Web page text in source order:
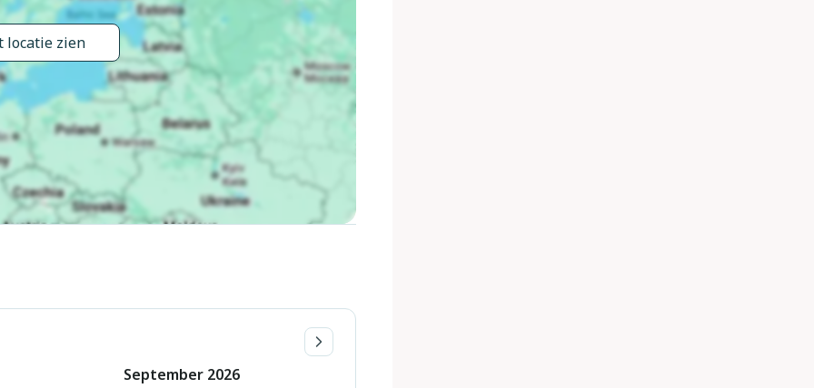
locatie zien
September 2026